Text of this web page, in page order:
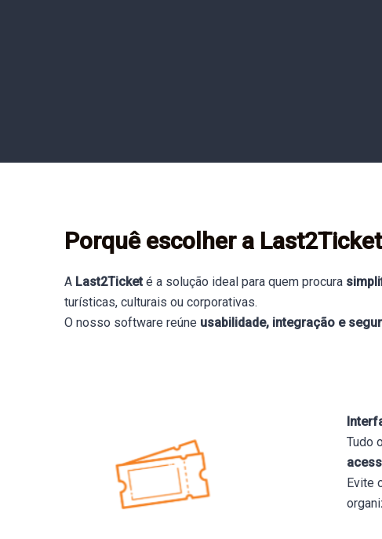
Porquê escolher a
A Last2Ticketé a solução ideal para quem procura
turísticas, culturais ou corporativas.
O nosso software reúne usabilidade, integração e
Tudo
Evite